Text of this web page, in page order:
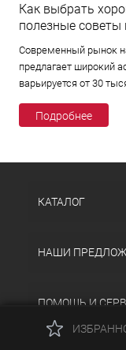
Как выбрать
полезные советы
Современный рынок
предлагает широкий
варьируется от 30
Подробнее
КАТАЛОГ
НАШИ
ПОМОЩЬ И